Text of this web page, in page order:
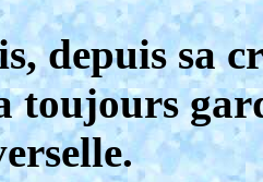
depuis sa
toujours